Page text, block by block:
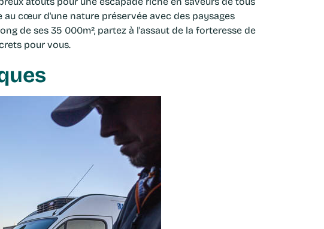
cœur d'une nature préservée avec des paysages
de ses 35 000m², partez à l'assaut de la forteresse de
pour vous.